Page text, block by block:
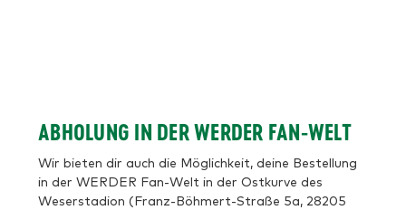
ABHOLUNG IN DER WERDER FAN-WELT
Wir bieten dir auch die Möglichkeit, deine Bestellung
in der WERDER Fan-Welt in der Ostkurve des
Weserstadion (Franz-Böhmert-Straße 5a, 28205